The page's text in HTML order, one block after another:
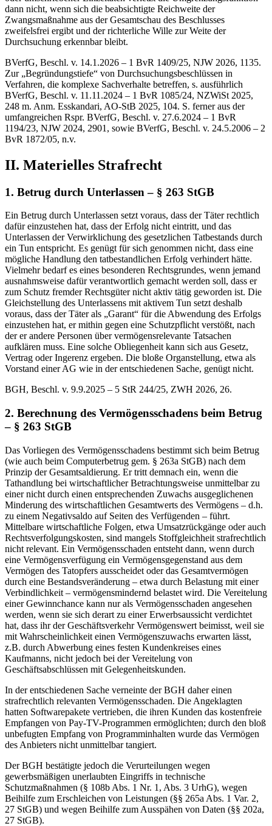
dann nicht, wenn sich die beabsichtigte Reichweite der
Zwangsmaßnahme aus der Gesamtschau des Beschlusses
zweifelsfrei ergibt und der richterliche Wille zur Weite der
Durchsuchung erkennbar bleibt.
BVerfG, Beschl. v. 14.1.2026 – 1 BvR 1409/25, NJW 2026, 1135.
Zur „Begründungstiefe“ von Durchsuchungsbeschlüssen in
Verfahren, die komplexe Sachverhalte betreffen, s. ausführlich
BVerfG, Beschl. v. 11.11.2024 – 1 BvR 1085/24, NZWiSt 2025,
248 m. Anm. Esskandari, AO-StB 2025, 104. S. ferner aus der
umfangreichen Rspr. BVerfG, Beschl. v. 27.6.2024 – 1 BvR
1194/23, NJW 2024, 2901, sowie BVerfG, Beschl. v. 24.5.2006 – 2
BvR 1872/05, n.v.
II. Materielles Strafrecht
1. Betrug durch Unterlassen – § 263 StGB
Ein Betrug durch Unterlassen setzt voraus, dass der Täter rechtlich
dafür einzustehen hat, dass der Erfolg nicht eintritt, und das
Unterlassen der Verwirklichung des gesetzlichen Tatbestands durch
ein Tun entspricht. Es genügt für sich genommen nicht, dass eine
mögliche Handlung den tatbestandlichen Erfolg verhindert hätte.
Vielmehr bedarf es eines besonderen Rechtsgrundes, wenn jemand
ausnahmsweise dafür verantwortlich gemacht werden soll, dass er
zum Schutz fremder Rechtsgüter nicht aktiv tätig geworden ist. Die
Gleichstellung des Unterlassens mit aktivem Tun setzt deshalb
voraus, dass der Täter als „Garant“ für die Abwendung des Erfolgs
einzustehen hat, er mithin gegen eine Schutzpflicht verstößt, nach
der er andere Personen über vermögensrelevante Tatsachen
aufklären muss. Eine solche Obliegenheit kann sich aus Gesetz,
Vertrag oder Ingerenz ergeben. Die bloße Organstellung, etwa als
Vorstand einer AG wie in der entschiedenen Sache, genügt nicht.
BGH, Beschl. v. 9.9.2025 – 5 StR 244/25, ZWH 2026, 26.
2. Berechnung des Vermögensschadens beim Betrug
– § 263 StGB
Das Vorliegen des Vermögensschadens bestimmt sich beim Betrug
(wie auch beim Computerbetrug gem. § 263a StGB) nach dem
Prinzip der Gesamtsaldierung. Er tritt demnach ein, wenn die
Tathandlung bei wirtschaftlicher Betrachtungsweise unmittelbar zu
einer nicht durch einen entsprechenden Zuwachs ausgeglichenen
Minderung des wirtschaftlichen Gesamtwerts des Vermögens – d.h.
zu einem Negativsaldo auf Seiten des Verfügenden – führt.
Mittelbare wirtschaftliche Folgen, etwa Umsatzrückgänge oder auch
Rechtsverfolgungskosten, sind mangels Stoffgleichheit strafrechtlich
nicht relevant. Ein Vermögensschaden entsteht dann, wenn durch
eine Vermögensverfügung ein Vermögensgegenstand aus dem
Vermögen des Tatopfers ausscheidet oder das Gesamtvermögen
durch eine Bestandsveränderung – etwa durch Belastung mit einer
Verbindlichkeit – vermögensmindernd belastet wird. Die Vereitelung
einer Gewinnchance kann nur als Vermögensschaden angesehen
werden, wenn sie sich derart zu einer Erwerbsaussicht verdichtet
hat, dass ihr der Geschäftsverkehr Vermögenswert beimisst, weil sie
mit Wahrscheinlichkeit einen Vermögenszuwachs erwarten lässt,
z.B. durch Abwerbung eines festen Kundenkreises eines
Kaufmanns, nicht jedoch bei der Vereitelung von
Geschäftsabschlüssen mit Gelegenheitskunden.
In der entschiedenen Sache verneinte der BGH daher einen
strafrechtlich relevanten Vermögensschaden. Die Angeklagten
hatten Softwarepakete vertrieben, die ihren Kunden das kostenfreie
Empfangen von Pay-TV-Programmen ermöglichten; durch den bloß
unbefugten Empfang von Programminhalten wurde das Vermögen
des Anbieters nicht unmittelbar tangiert.
Der BGH bestätigte jedoch die Verurteilungen wegen
gewerbsmäßigen unerlaubten Eingriffs in technische
Schutzmaßnahmen (§ 108b Abs. 1 Nr. 1, Abs. 3 UrhG), wegen
Beihilfe zum Erschleichen von Leistungen (§§ 265a Abs. 1 Var. 2,
27 StGB) und wegen Beihilfe zum Ausspähen von Daten (§§ 202a,
27 StGB).